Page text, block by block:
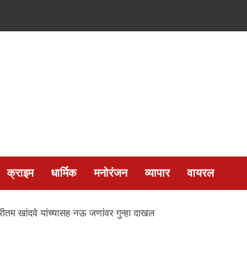
क्राइम धार्मिक मनोरंजन व्यापार वायरल
खांदवे यांच्यासह नऊ जणांवर गुन्हा दाखल